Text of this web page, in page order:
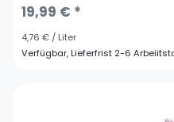
19,99 € *
4,76 € / Liter
Verfügbar, Lieferfrist 2-6